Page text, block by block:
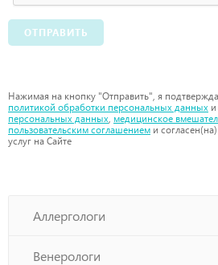
ОТПРАВИТЬ
Нажимая на кнопку "Отправить", я
политикой обработки персональных данных
персональных данных, медицинское
пользовательским соглашением и
услуг на Сайте
Аллергологи
Венерологи